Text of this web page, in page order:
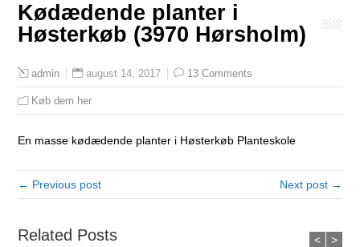
Kødædende planter i
Høsterkøb (3970 Hørsholm)
admin august 14, 2017 13 Comments
Køb dem her
En masse kødædende planter i Høsterkøb Planteskole
← Previous post Next post →
Related Posts < >